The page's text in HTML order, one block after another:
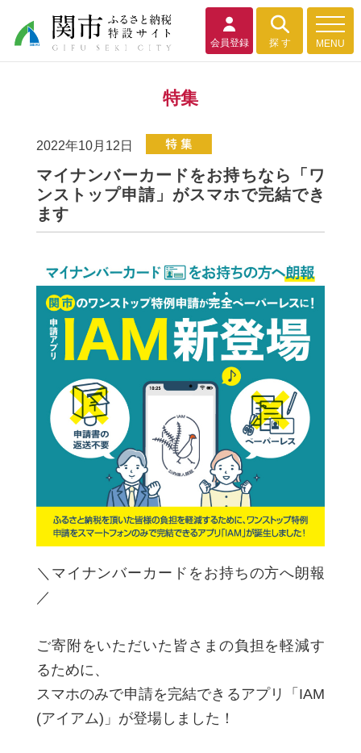
会員登録 探 す MENU
特集
2022年10月12日
マイナンバーカードをお持ちなら「ワ
ンストップ申請」がスマホで完結でき
ます
＼マイナンバーカードをお持ちの方へ朗報
／
ご寄附をいただいた皆さまの負担を軽減す
るために、
スマホのみで申請を完結できるアプリ「IAM
(アイアム)」が登場しました！